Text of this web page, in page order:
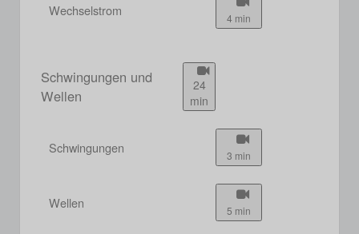
Wechselstrom 4 min
Schwingungen und
Wellen
24
min
Schwingungen 3 min
Wellen 5 min